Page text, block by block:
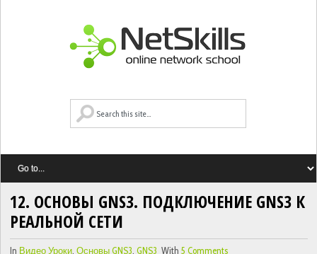
12. ОСНОВЫ GNS3. ПОДКЛЮЧЕНИЕ GNS3 К
РЕАЛЬНОЙ СЕТИ
In Видео Уроки,Основы GNS3,GNS3 With5 Comments